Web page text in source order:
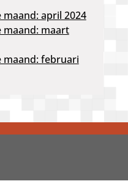
april 2024
maand: maart
maand: februari